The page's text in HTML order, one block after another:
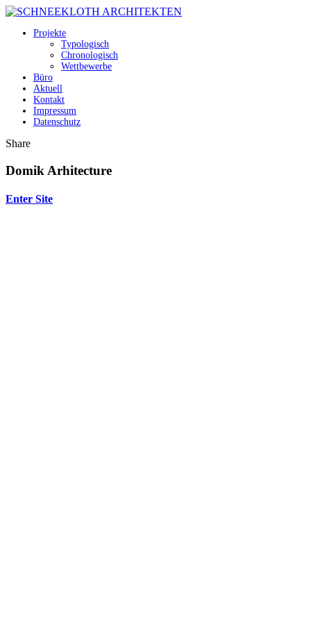
Projekte
Typologisch
Chronologisch
Wettbewerbe
Büro
Aktuell
Kontakt
Impressum
Datenschutz
Share
Domik Arhitecture
Enter Site